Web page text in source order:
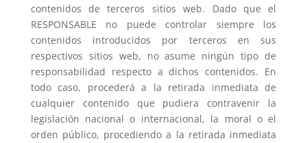
contenidos de terceros sitios web. Dado que el
RESPONSABLE no puede controlar siempre los
contenidos introducidos por terceros en sus
respectivos sitios web, no asume ningún tipo de
responsabilidad respecto a dichos contenidos. En
todo caso, procederá a la retirada inmediata de
cualquier contenido que pudiera contravenir la
legislación nacional o internacional, la moral o el
orden público, procediendo a la retirada inmediata